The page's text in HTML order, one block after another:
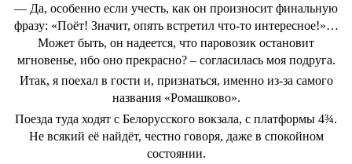
— Да, особенно если учесть, как он произносит финальную
фразу: «Поёт! Значит, опять встретил что-то интересное!»…
Может быть, он надеется, что паровозик остановит
мгновенье, ибо оно прекрасно? – согласилась моя подруга.
Итак, я поехал в гости и, признаться, именно из-за самого
названия «Ромашково».
Поезда туда ходят с Белорусского вокзала, с платформы 4¾.
Не всякий её найдёт, честно говоря, даже в спокойном
состоянии.